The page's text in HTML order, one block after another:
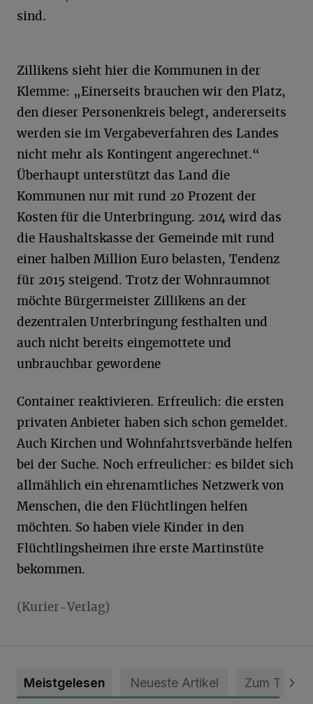
sind.
Zillikens sieht hier die Kommunen in der
Klemme: „Einerseits brauchen wir den Platz,
den dieser Personenkreis belegt, andererseits
werden sie im Vergabeverfahren des Landes
nicht mehr als Kontingent angerechnet.“
Überhaupt unterstützt das Land die
Kommunen nur mit rund 20 Prozent der
Kosten für die Unterbringung. 2014 wird das
die Haushaltskasse der Gemeinde mit rund
einer halben Million Euro belasten, Tendenz
für 2015 steigend. Trotz der Wohnraumnot
möchte Bürgermeister Zillikens an der
dezentralen Unterbringung festhalten und
auch nicht bereits eingemottete und
unbrauchbar gewordene
Container reaktivieren. Erfreulich: die ersten
privaten Anbieter haben sich schon gemeldet.
Auch Kirchen und Wohnfahrtsverbände helfen
bei der Suche. Noch erfreulicher: es bildet sich
allmählich ein ehrenamtliches Netzwerk von
Menschen, die den Flüchtlingen helfen
möchten. So haben viele Kinder in den
Flüchtlingsheimen ihre erste Martinstüte
bekommen.
(Kurier-Verlag)
Meistgelesen Neueste Artikel Zum Thema